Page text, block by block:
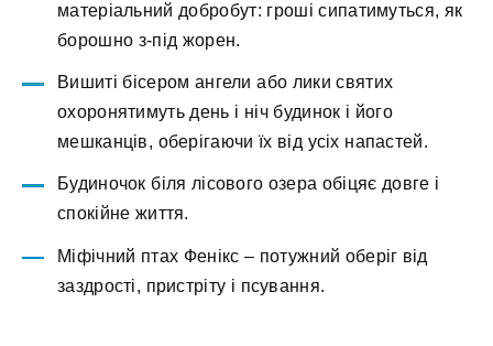
матеріальний добробут: гроші сипатимуться, як
борошно з-під жорен.
Вишиті бісером ангели або лики святих
охоронятимуть день і ніч будинок і його
мешканців, оберігаючи їх від усіх напастей.
Будиночок біля лісового озера обіцяє довге і
спокійне життя.
Міфічний птах Фенікс – потужний оберіг від
заздрості, пристріту і псування.